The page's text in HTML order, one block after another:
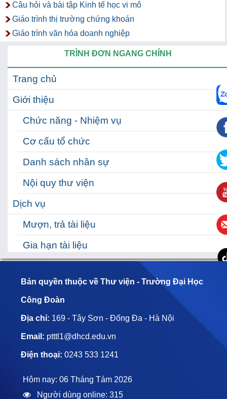
Câu hỏi và bài tập Kinh tế học vi mô
Giáo trình thị trường chứng khoán
Giáo trình văn hóa doanh nghiệp
TRÌNH ĐƠN NGANG CHÍNH
Trang chủ
Giới thiệu
Chức năng - Nhiệm vụ
Cơ cấu tổ chức
Danh sách nhân sự
Nội quy thư viện
Dịch vụ
Mượn, trả tài liệu
Gia hạn tài liệu
Hỗ trợ
Hỗ trợ học tập
Hỏi đáp nhanh
Bản quyền thuộc về Thư viện - Trường Đại Học
Công Đoàn
Địa chỉ: 169 - Tây Sơn - Đống Đa - Hà Nội
Email: ptttl1@dhcd.edu.vn
Điện thoại: 0243 533 1241
Hôm nay: 06 Tháng Tám 2026
Người dùng online: 315